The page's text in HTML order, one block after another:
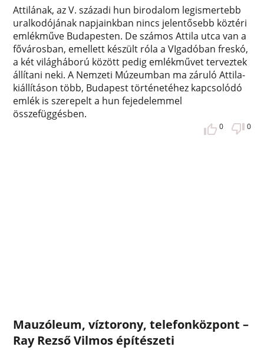
Attilának, az V. századi hun birodalom legismertebb
uralkodójának napjainkban nincs jelentősebb köztéri
emlékműve Budapesten. De számos Attila utca van a
fővárosban, emellett készült róla a VIgadóban freskó,
a két világháború között pedig emlékművet terveztek
állítani neki. A Nemzeti Múzeumban ma záruló Attila-
kiállításon több, Budapest történetéhez kapcsolódó
emlék is szerepelt a hun fejedelemmel
összefüggésben.
0 0
Mauzóleum, víztorony, telefonközpont –
Ray Rezső Vilmos építészeti